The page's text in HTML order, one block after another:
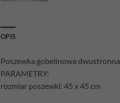
OPIS
Poszewka gobelinowa dwustronna
PARAMETRY:
rozmiar poszewki: 45 x 45 cm